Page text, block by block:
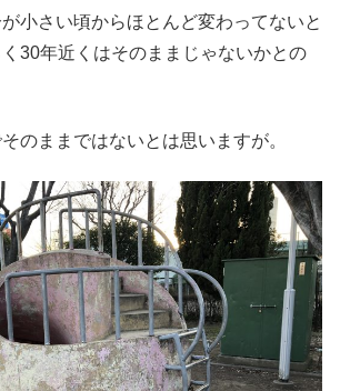
小さい頃からほとんど変わってないと
30年近くはそのままじゃないかとの
のままではないとは思いますが。